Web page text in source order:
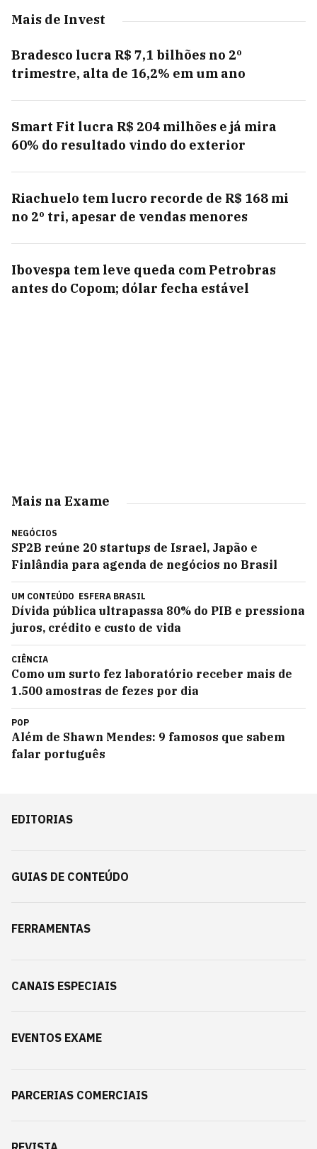
Mais de Invest
Bradesco lucra R$ 7,1 bilhões no 2º
trimestre, alta de 16,2% em um ano
Smart Fit lucra R$ 204 milhões e já mira
60% do resultado vindo do exterior
Riachuelo tem lucro recorde de R$ 168 mi
no 2º tri, apesar de vendas menores
Ibovespa tem leve queda com Petrobras
antes do Copom; dólar fecha estável
Mais na Exame
NEGÓCIOS
SP2B reúne 20 startups de Israel, Japão e
Finlândia para agenda de negócios no Brasil
UM CONTEÚDO ESFERA BRASIL
Dívida pública ultrapassa 80% do PIB e pressiona
juros, crédito e custo de vida
CIÊNCIA
Como um surto fez laboratório receber mais de
1.500 amostras de fezes por dia
POP
Além de Shawn Mendes: 9 famosos que sabem
falar português
EDITORIAS
GUIAS DE CONTEÚDO
FERRAMENTAS
CANAIS ESPECIAIS
EVENTOS EXAME
PARCERIAS COMERCIAIS